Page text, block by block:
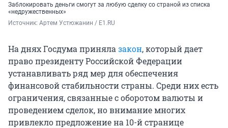
Заблокировать деньги смогут за любую сделку со страной из списка
«недружественных»
Источник: Артем Устюжанин / E1.RU
На днях Госдума приняла закон, который дает
право президенту Российской Федерации
устанавливать ряд мер для обеспечения
финансовой стабильности страны. Среди них есть
ограничения, связанные с оборотом валюты и
проведением сделок, но внимание многих
привлекло предложение на 10-й странице